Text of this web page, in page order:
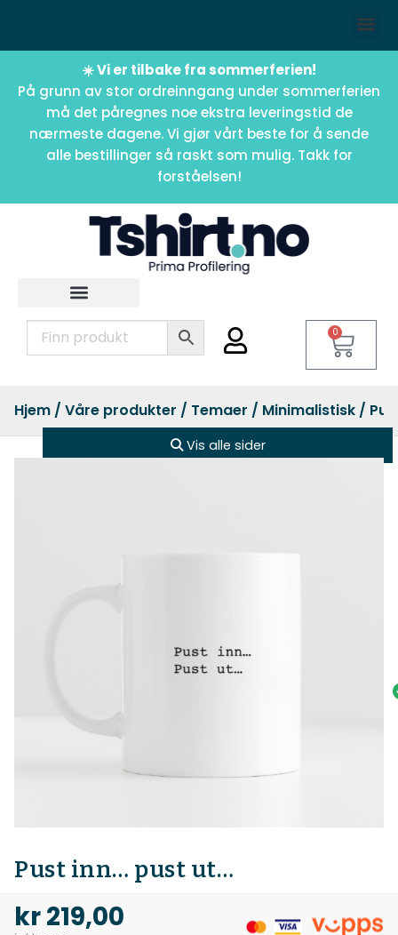
☀️ Vi er tilbake fra sommerferien!
På grunn av stor ordreinngang under sommerferien
må det påregnes noe ekstra leveringstid de
nærmeste dagene. Vi gjør vårt beste for å sende
alle bestillinger så raskt som mulig. Takk for
forståelsen!
0
Hjem / Våre produkter / Temaer / Minimalistisk /
Vis alle sider
Pust inn… pust ut…
kr219,00